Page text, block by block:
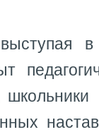
в